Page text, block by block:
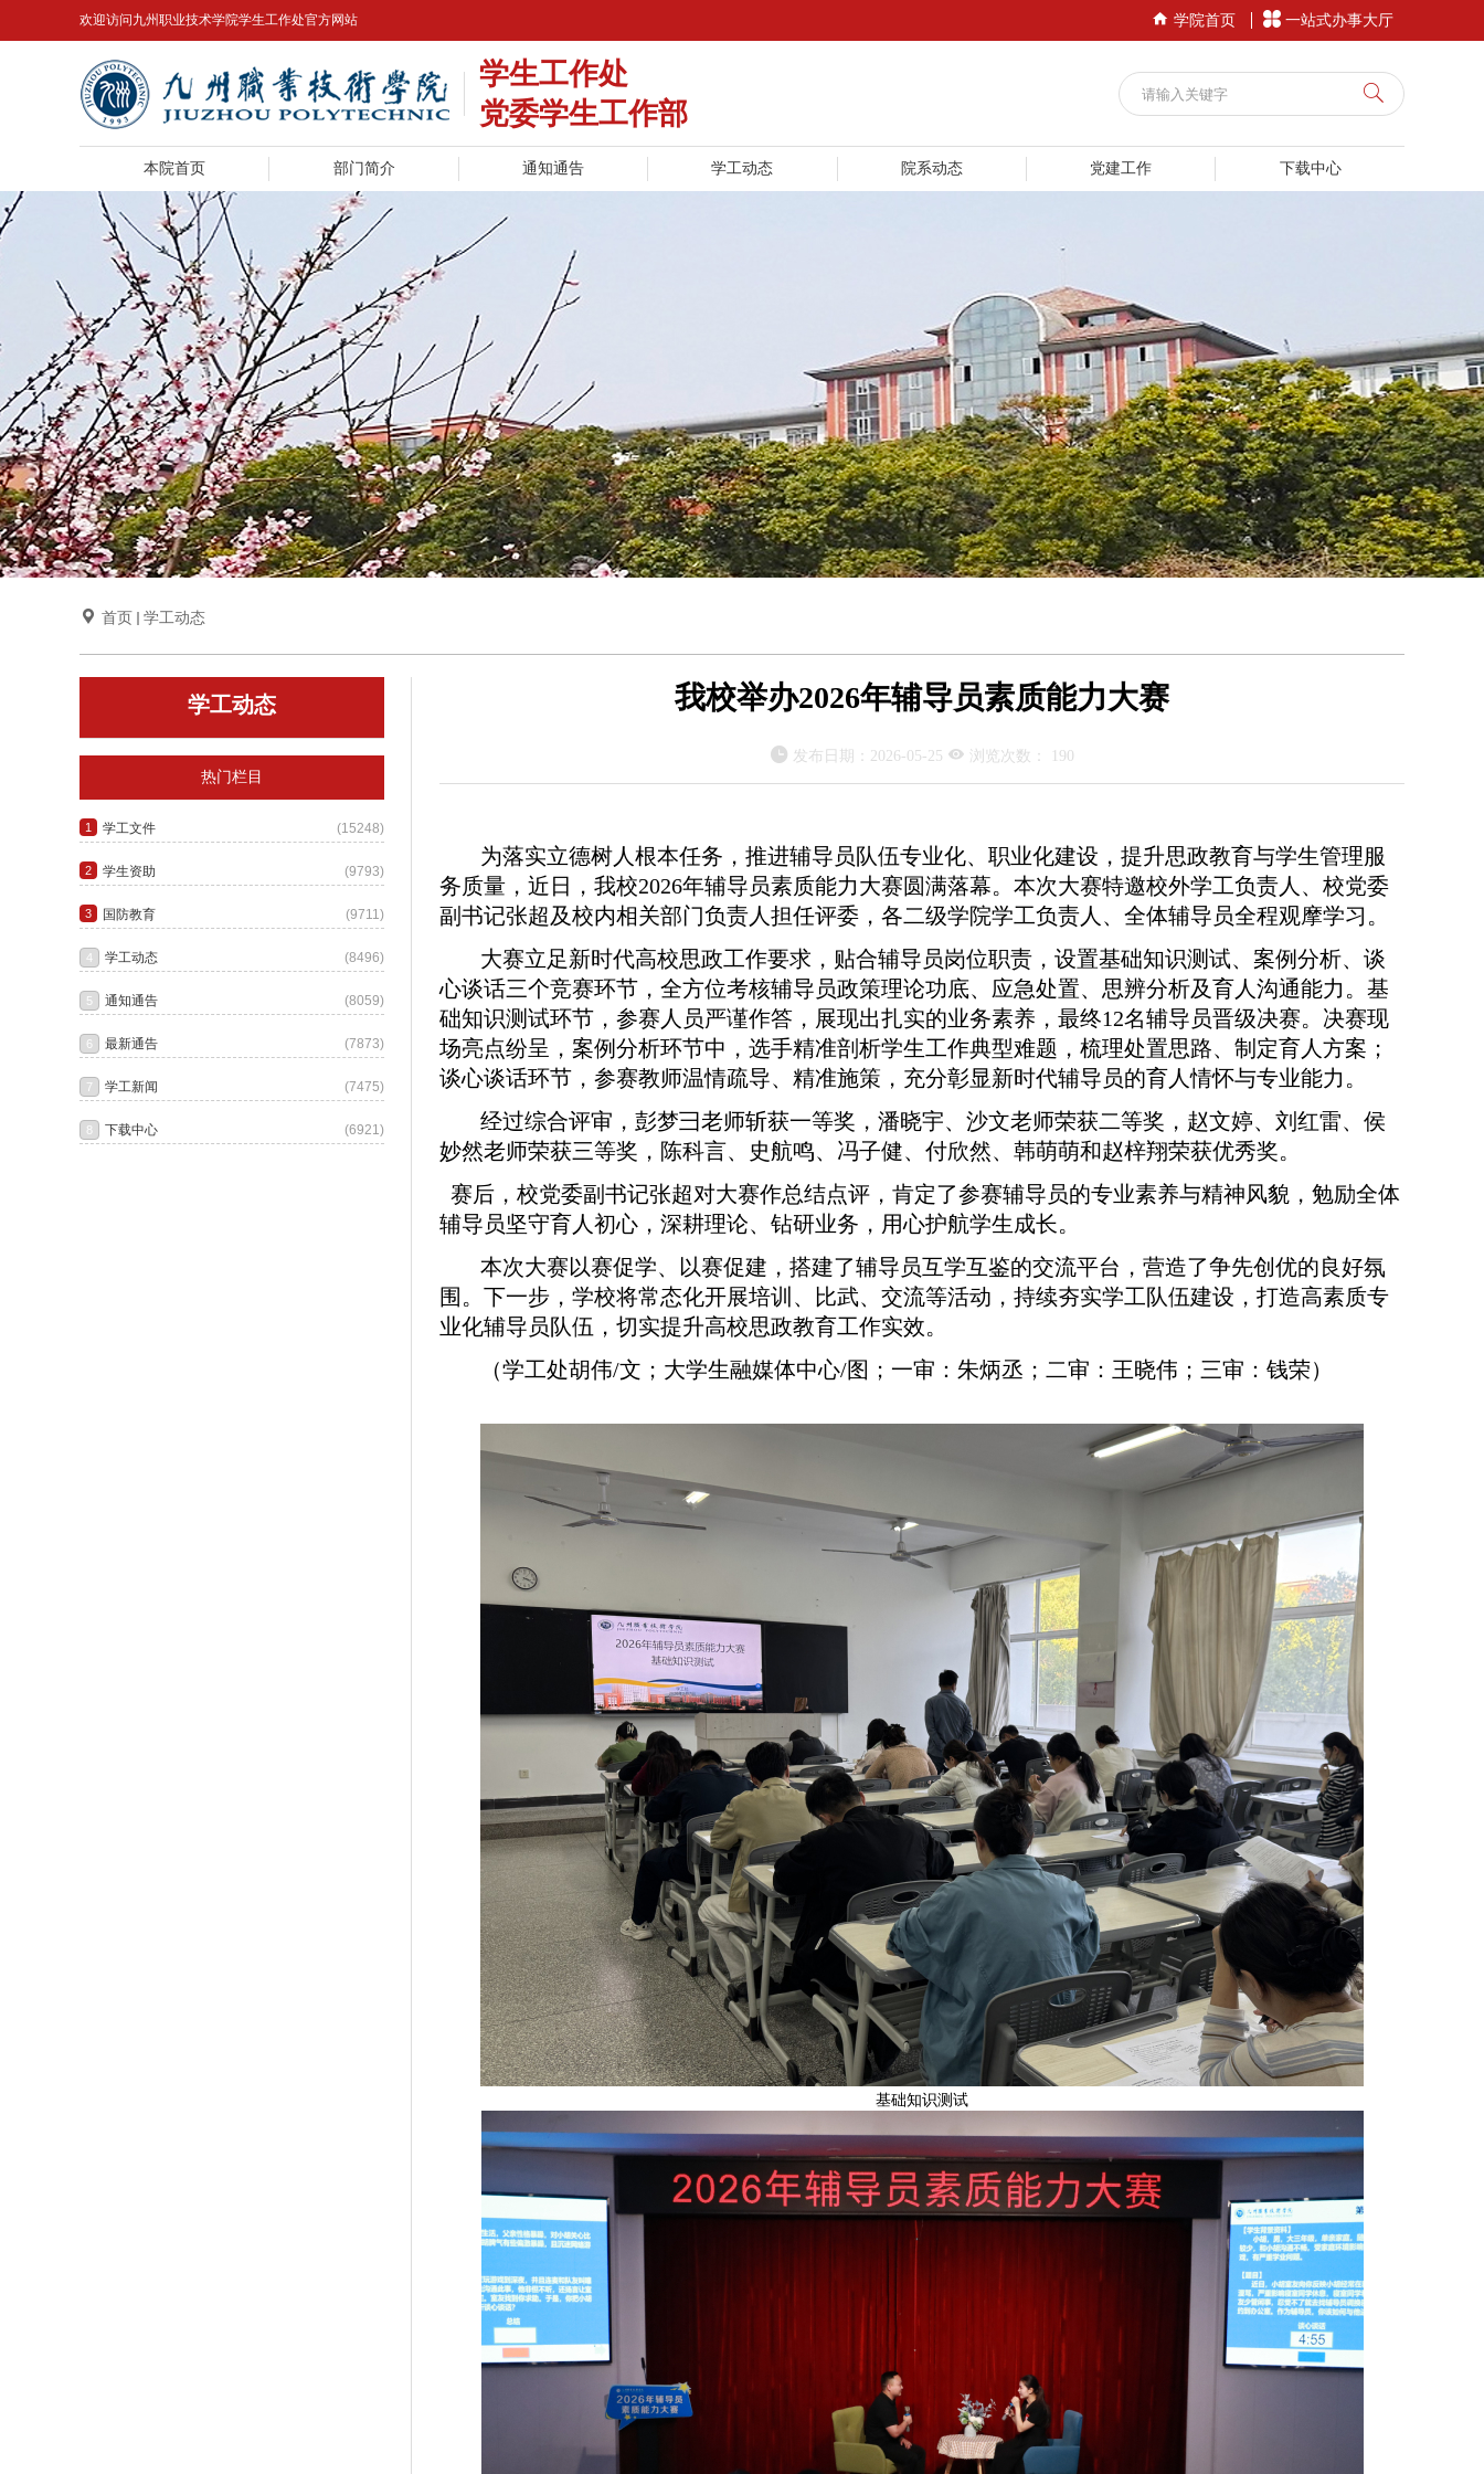
欢迎访问九州职业技术学院学生工作处官方网站  学院首页  一站式办事大厅
学生工作处
党委学生工作部
本院首页 部门简介 通知通告 学工动态 院系动态 党建工作 下载中心
 首页 学工动态
学工动态
热门栏目
我校举办2026年辅导员素质能力大赛
 发布日期： 2026-05-25  浏览次数： 190
为落实立德树人根本任务，推进辅导员队伍专业化、职业化建设，提升思政教育与学生管理服
务质量，近日，我校2026年辅导员素质能力大赛圆满落幕。本次大赛特邀校外学工负责人、校党委
副书记张超及校内相关部门负责人担任评委，各二级学院学工负责人、全体辅导员全程观摩学习。
大赛立足新时代高校思政工作要求，贴合辅导员岗位职责，设置基础知识测试、案例分析、谈
心谈话三个竞赛环节，全方位考核辅导员政策理论功底、应急处置、思辨分析及育人沟通能力。基
础知识测试环节，参赛人员严谨作答，展现出扎实的业务素养，最终12名辅导员晋级决赛。决赛现
场亮点纷呈，案例分析环节中，选手精准剖析学生工作典型难题，梳理处置思路、制定育人方案；
谈心谈话环节，参赛教师温情疏导、精准施策，充分彰显新时代辅导员的育人情怀与专业能力。
经过综合评审，彭梦彐老师斩获一等奖，潘晓宇、沙文老师荣获二等奖，赵文婷、刘红雷、侯
妙然老师荣获三等奖， 陈科言、史航鸣、冯子健、付欣然、韩萌萌和赵梓翔荣获优秀奖。
赛后，校党委副书记张超对大赛作总结点评，肯定了参赛辅导员的专业素养与精神风貌，勉励全体
辅导员坚守育人初心，深耕理论、钻研业务，用心护航学生成长。
本次大赛以赛促学、以赛促建，搭建了辅导员互学互鉴的交流平台，营造了争先创优的良好氛
围。下一步，学校将常态化开展培训、比武、交流等活动，持续夯实学工队伍建设，打造高素质专
业化辅导员队伍，切实提升高校思政教育工作实效。
（学工处胡伟/文 ；大学生融媒体中心/图；一审： 朱炳丞；二审：王晓伟；三审：钱荣）
基础知识测试